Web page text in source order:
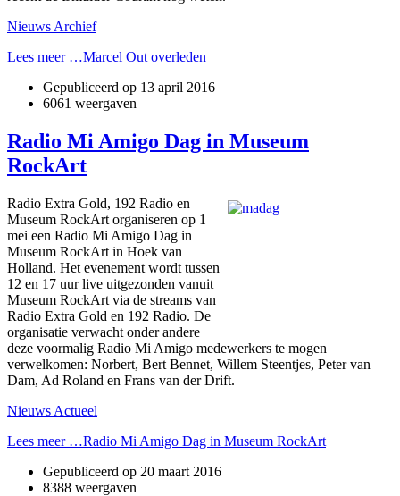
Nieuws Archief
Lees meer …Marcel Out overleden
Gepubliceerd op 13 april 2016
6061 weergaven
Radio Mi Amigo Dag in Museum
RockArt
Radio Extra Gold, 192 Radio en
Museum RockArt organiseren op 1
mei een Radio Mi Amigo Dag in
Museum RockArt in Hoek van
Holland. Het evenement wordt tussen
12 en 17 uur live uitgezonden vanuit
Museum RockArt via de streams van
Radio Extra Gold en 192 Radio. De
organisatie verwacht onder andere
deze voormalig Radio Mi Amigo medewerkers te mogen
verwelkomen: Norbert, Bert Bennet, Willem Steentjes, Peter van
Dam, Ad Roland en Frans van der Drift.
Nieuws Actueel
Lees meer …Radio Mi Amigo Dag in Museum RockArt
Gepubliceerd op 20 maart 2016
8388 weergaven